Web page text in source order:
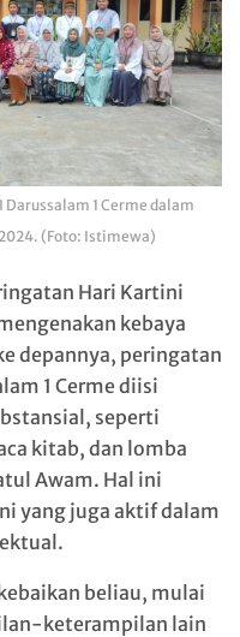
Darussalam 1 Cerme dalam
(Foto: Istimewa)
Hari Kartini
kebaya
depannya, peringatan
1 Cerme diisi
seperti
kitab, dan lomba
Awam. Hal ini
yang juga aktif dalam
beliau, mulai
keterampilan lain